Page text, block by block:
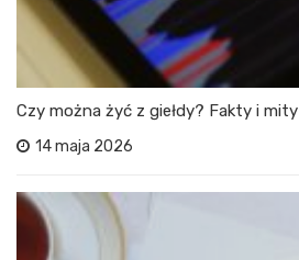
Czy można żyć z giełdy? Fakty i mity
14 maja 2026